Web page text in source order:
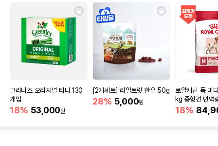
그리니즈 오리지널 티니 130
개입
18% 53,000원
[2개세트] 리얼트릿 한우 50g
28% 5,000원
로얄캐닌 독 미
kg 중형견 면역
18%